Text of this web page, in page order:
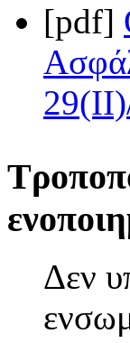
[pdf]
Δεν